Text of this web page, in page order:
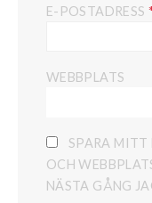
E-POSTADRESS
WEBBPLATS
SPARA MITT
OCH
NÄSTA GÅNG